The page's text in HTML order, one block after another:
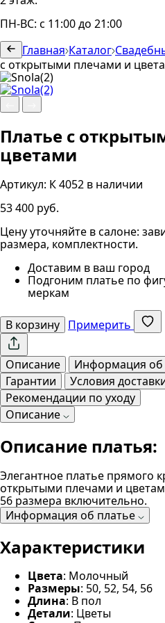
ПН-ВС: с 11:00 до 21:00
Главная Каталог
с открытыми плечами и
Платье с
цветами
Артикул: К 4052 в наличии
53 400 руб.
Цену уточняйте в салоне:
размера, комплектности.
Доставим в ваш город
Подгоним платье по
меркам
В корзину Примерить
Описание Информация об
Гарантии
Условия
Рекомендации по уходу
Описание
Описание платья:
Элегантное платье прямого
открытыми плечами и
56 размера включительно.
Информация об платье
Характеристики
Цвета: Молочный
Размеры: 50, 52, 54, 56
Длина: В пол
Детали: Цветы